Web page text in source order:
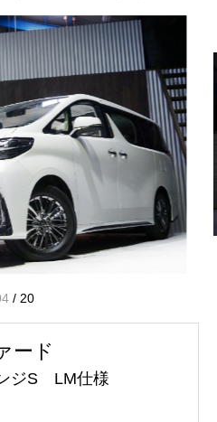
/ 20
ード
ジS LM仕様